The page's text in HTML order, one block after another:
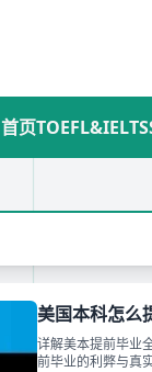
首页TOEFL&IELTS
美国本科怎么
详解美本提前毕业
前毕业的利弊与真